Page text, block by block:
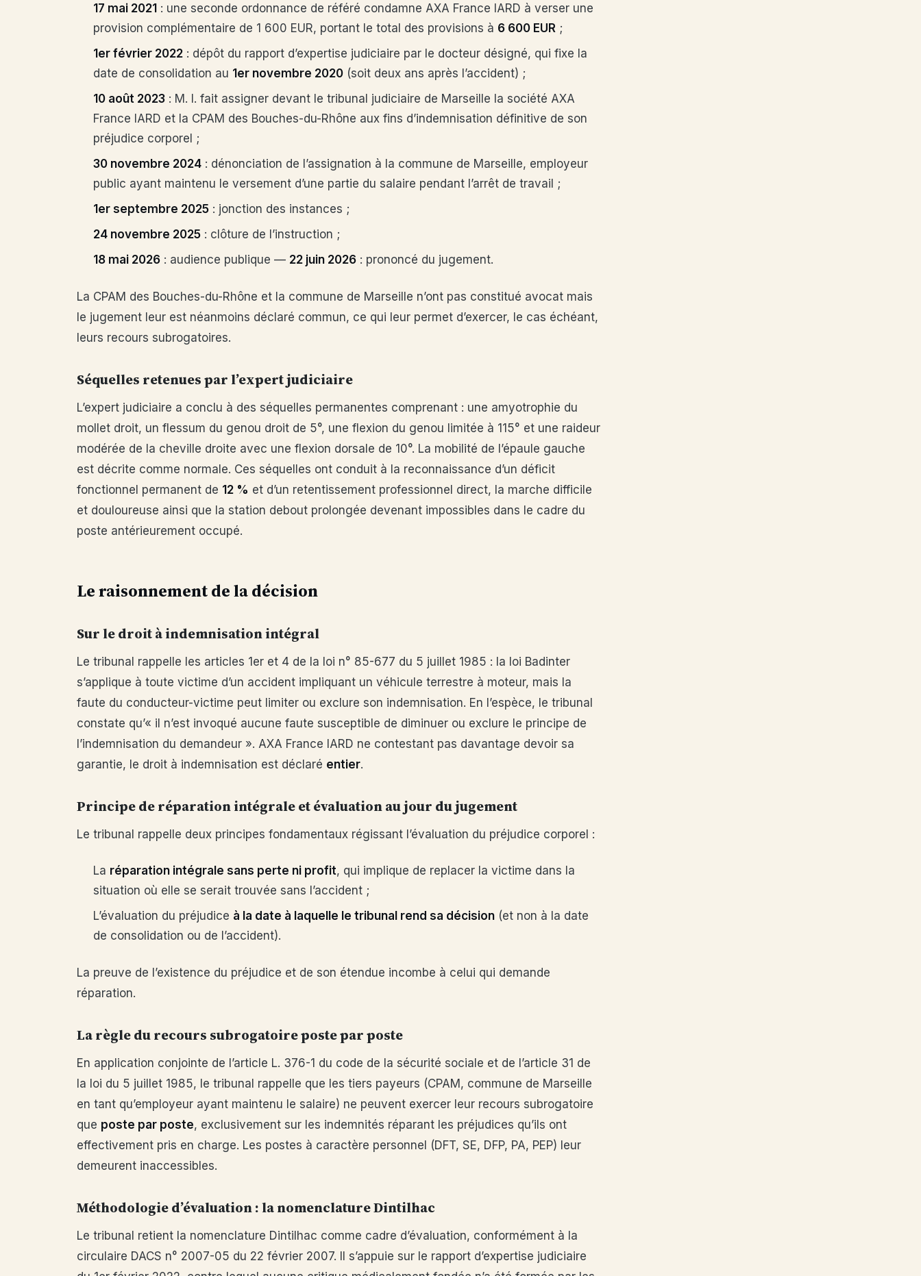
17 mai 2021 : une seconde ordonnance de référé condamne AXA France IARD à verser une
provision complémentaire de 1 600 EUR, portant le total des provisions à 6 600 EUR ;
1er février 2022 : dépôt du rapport d’expertise judiciaire par le docteur désigné, qui fixe la
date de consolidation au 1er novembre 2020 (soit deux ans après l’accident) ;
10 août 2023 : M. I. fait assigner devant le tribunal judiciaire de Marseille la société AXA
France IARD et la CPAM des Bouches-du-Rhône aux fins d’indemnisation définitive de son
préjudice corporel ;
30 novembre 2024 : dénonciation de l’assignation à la commune de Marseille, employeur
public ayant maintenu le versement d’une partie du salaire pendant l’arrêt de travail ;
1er septembre 2025 : jonction des instances ;
24 novembre 2025 : clôture de l’instruction ;
18 mai 2026 : audience publique — 22 juin 2026 : prononcé du jugement.
La CPAM des Bouches-du-Rhône et la commune de Marseille n’ont pas constitué avocat mais
le jugement leur est néanmoins déclaré commun, ce qui leur permet d’exercer, le cas échéant,
leurs recours subrogatoires.
Séquelles retenues par l’expert judiciaire
L’expert judiciaire a conclu à des séquelles permanentes comprenant : une amyotrophie du
mollet droit, un flessum du genou droit de 5°, une flexion du genou limitée à 115° et une raideur
modérée de la cheville droite avec une flexion dorsale de 10°. La mobilité de l’épaule gauche
est décrite comme normale. Ces séquelles ont conduit à la reconnaissance d’un déficit
fonctionnel permanent de 12 % et d’un retentissement professionnel direct, la marche difficile
et douloureuse ainsi que la station debout prolongée devenant impossibles dans le cadre du
poste antérieurement occupé.
Le raisonnement de la décision
Sur le droit à indemnisation intégral
Le tribunal rappelle les articles 1er et 4 de la loi n° 85-677 du 5 juillet 1985 : la loi Badinter
s’applique à toute victime d’un accident impliquant un véhicule terrestre à moteur, mais la
faute du conducteur-victime peut limiter ou exclure son indemnisation. En l’espèce, le tribunal
constate qu’« il n’est invoqué aucune faute susceptible de diminuer ou exclure le principe de
l’indemnisation du demandeur ». AXA France IARD ne contestant pas davantage devoir sa
garantie, le droit à indemnisation est déclaré entier.
Principe de réparation intégrale et évaluation au jour du jugement
Le tribunal rappelle deux principes fondamentaux régissant l’évaluation du préjudice corporel :
La réparation intégrale sans perte ni profit, qui implique de replacer la victime dans la
situation où elle se serait trouvée sans l’accident ;
L’évaluation du préjudice à la date à laquelle le tribunal rend sa décision (et non à la date
de consolidation ou de l’accident).
La preuve de l’existence du préjudice et de son étendue incombe à celui qui demande
réparation.
La règle du recours subrogatoire poste par poste
En application conjointe de l’article L. 376-1 du code de la sécurité sociale et de l’article 31 de
la loi du 5 juillet 1985, le tribunal rappelle que les tiers payeurs (CPAM, commune de Marseille
en tant qu’employeur ayant maintenu le salaire) ne peuvent exercer leur recours subrogatoire
que poste par poste, exclusivement sur les indemnités réparant les préjudices qu’ils ont
effectivement pris en charge. Les postes à caractère personnel (DFT, SE, DFP, PA, PEP) leur
demeurent inaccessibles.
Méthodologie d’évaluation : la nomenclature Dintilhac
Le tribunal retient la nomenclature Dintilhac comme cadre d’évaluation, conformément à la
circulaire DACS n° 2007-05 du 22 février 2007. Il s’appuie sur le rapport d’expertise judiciaire